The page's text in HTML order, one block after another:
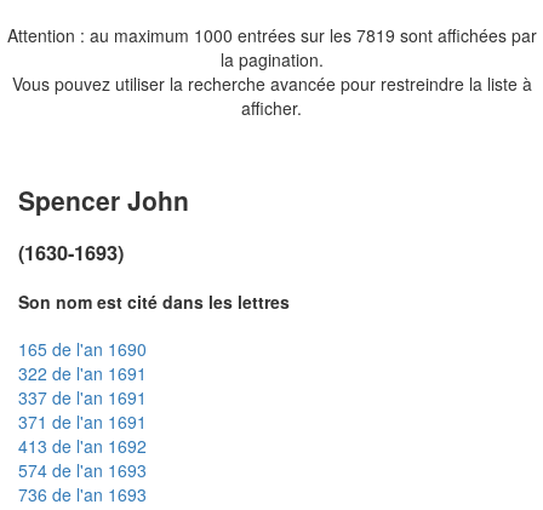
Attention : au maximum 1000 entrées sur les 7819 sont affichées par
la pagination.
Vous pouvez utiliser la recherche avancée pour restreindre la liste à
afficher.
Spencer John
(1630-1693)
Son nom est cité dans les lettres
165 de l'an 1690
322 de l'an 1691
337 de l'an 1691
371 de l'an 1691
413 de l'an 1692
574 de l'an 1693
736 de l'an 1693